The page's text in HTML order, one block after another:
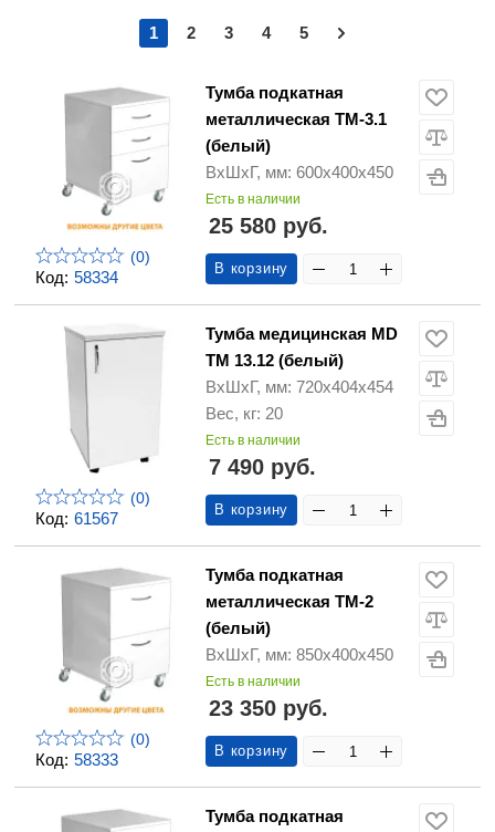
1 2 3 4 5
Код: 58334
(0)
Тумба подкатная
металлическая ТМ-3.1
(белый)
ВхШхГ, мм: 600х400х450
Есть в наличии
25 580 руб.
В корзину
Код: 61567
(0)
Тумба медицинская MD
ТМ 13.12 (белый)
ВхШхГ, мм: 720х404х454
Вес, кг: 20
Есть в наличии
7 490 руб.
В корзину
Код: 58333
(0)
Тумба подкатная
металлическая ТМ-2
(белый)
ВхШхГ, мм: 850х400х450
Есть в наличии
23 350 руб.
В корзину
Тумба подкатная